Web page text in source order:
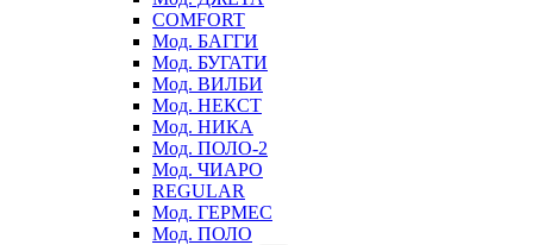
COMFORT
Мод. БАГГИ
Мод. БУГАТИ
Мод. ВИЛБИ
Мод. НЕКСТ
Мод. НИКА
Мод. ПОЛО-2
Мод. ЧИАРО
REGULAR
Мод. ГЕРМЕС
Мод. ПОЛО